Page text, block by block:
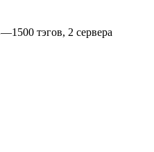
—1500 тэгов, 2 сервера